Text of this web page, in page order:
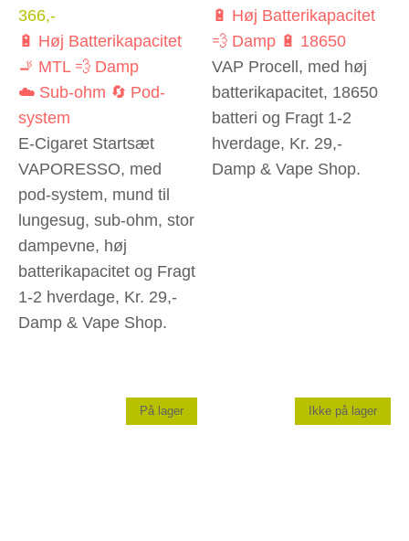
366,-
🔋 Høj Batterikapacitet
🚬 MTL 💨 Damp
☁️ Sub-ohm 🔄 Pod-
system
E-Cigaret Startsæt
VAPORESSO, med
pod-system, mund til
lungesug, sub-ohm, stor
dampevne, høj
batterikapacitet og Fragt
1-2 hverdage, Kr. 29,-
Damp & Vape Shop.
🔋 Høj Batterikapacitet
💨 Damp 🔋 18650
VAP Procell, med høj
batterikapacitet, 18650
batteri og Fragt 1-2
hverdage, Kr. 29,-
Damp & Vape Shop.
På lager Ikke på lager